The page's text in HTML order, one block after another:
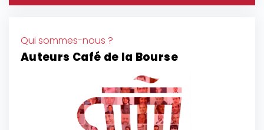
Qui sommes-nous ?
Auteurs Café de la Bourse